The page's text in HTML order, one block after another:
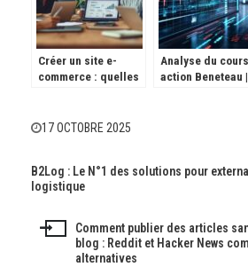
Créer un site e-
commerce : quelles
pour maximiser vos
Analyse du cours
action Beneteau |
17 OCTOBRE 2025
Navigation
l’article
B2Log : Le N°1 des solutions pour
logistique
Comment publier des articles
blog : Reddit et Hacker News
alternatives